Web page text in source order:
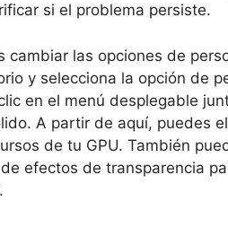
si el problema persiste.
cambiar las opciones de
y selecciona la opción de
en el menú desplegable
A partir de aquí, puedes
de tu GPU. También
efectos de transparencia